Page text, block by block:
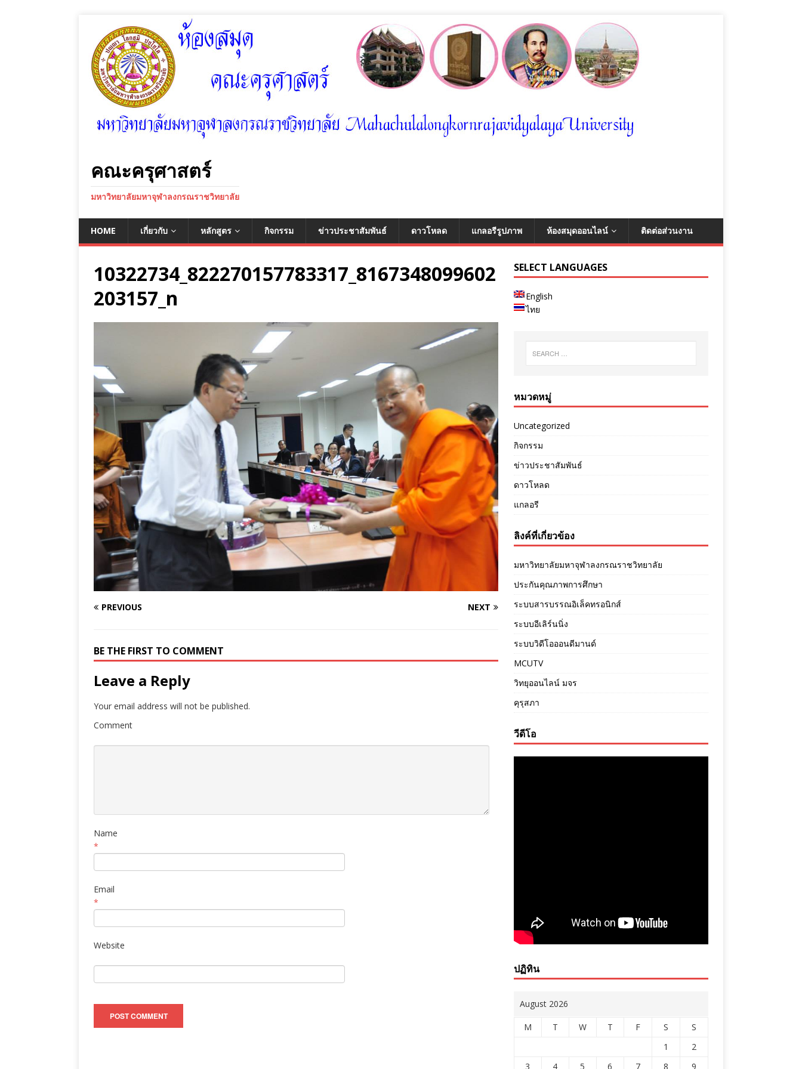
คณะครุศาสตร์
มหาวิทยาลัยมหาจุฬาลงกรณราชวิทยาลัย
HOME เกี่ยวกับ หลักสูตร กิจกรรม ข่าวประชาสัมพันธ์ ดาวโหลด แกลอรีรูปภาพ ห้องสมุดออนไลน์ ติดต่อส่วนงาน
10322734_822270157783317_8167348099602
203157_n
PREVIOUS NEXT
BE THE FIRST TO COMMENT
Leave a Reply
Your email address will not be published.
Comment
Name
*
Email
*
Website
SELECT LANGUAGES
English
ไทย
หมวดหมู่
Uncategorized
กิจกรรม
ข่าวประชาสัมพันธ์
ดาวโหลด
แกลอรี
ลิงค์ที่เกี่ยวข้อง
มหาวิทยาลัยมหาจุฬาลงกรณราชวิทยาลัย
ประกันคุณภาพการศึกษา
ระบบสารบรรณอิเล็คทรอนิกส์
ระบบอีเลิร์นนิ่ง
ระบบวิดีโอออนดีมานด์
MCUTV
วิทยุออนไลน์ มจร
คุรุสภา
วีดีโอ
ปฏิทิน
August 2026
M T W T F S
S
1
2
3
4 5 6 7 8 9